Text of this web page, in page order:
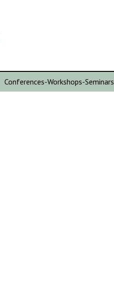
Conferences-Workshops-Seminars